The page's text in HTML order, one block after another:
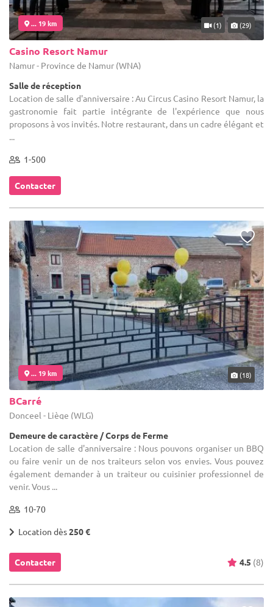
... 19 km (1) (29)
Casino Resort Namur
Namur - Province de Namur (WNA)
Salle de réception
Location de salle d'anniversaire : Au Circus Casino Resort Namur, la
gastronomie fait partie intégrante de l'expérience que nous
proposons à vos invités. Notre restaurant, dans un cadre élégant et
...
1-500
Contacter
... 19 km (18)
BCarré
Donceel - Liège (WLG)
Demeure de caractère / Corps de Ferme
Location de salle d'anniversaire : Nous pouvons organiser un BBQ
ou faire venir un de nos traiteurs selon vos envies. Vous pouvez
également demander à un traiteur ou cuisinier professionnel de
venir. Vous ...
10-70
Location dès250 €
Contacter 4.5 (8)